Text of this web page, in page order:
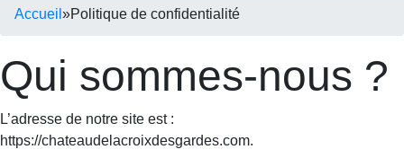
Accueil »Politique de confidentialité
Qui sommes-nous ?
L’adresse de notre site est :
https://chateaudelacroixdesgardes.com.